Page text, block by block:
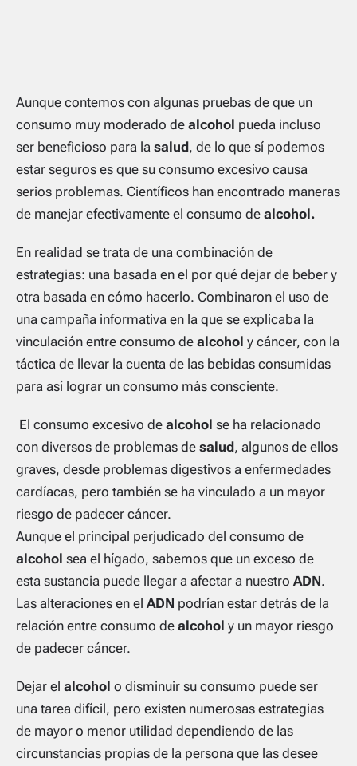
Aunque contemos con algunas pruebas de que un
consumo muy moderado de alcohol pueda incluso
ser beneficioso para la salud, de lo que sí podemos
estar seguros es que su consumo excesivo causa
serios problemas. Científicos han encontrado maneras
de manejar efectivamente el consumo de alcohol.
En realidad se trata de una combinación de
estrategias: una basada en el por qué dejar de beber y
otra basada en cómo hacerlo. Combinaron el uso de
una campaña informativa en la que se explicaba la
vinculación entre consumo de alcohol y cáncer, con la
táctica de llevar la cuenta de las bebidas consumidas
para así lograr un consumo más consciente.
El consumo excesivo de alcohol se ha relacionado
con diversos de problemas de salud, algunos de ellos
graves, desde problemas digestivos a enfermedades
cardíacas, pero también se ha vinculado a un mayor
riesgo de padecer cáncer.
Aunque el principal perjudicado del consumo de
alcohol sea el hígado, sabemos que un exceso de
esta sustancia puede llegar a afectar a nuestro ADN.
Las alteraciones en el ADN podrían estar detrás de la
relación entre consumo de alcohol y un mayor riesgo
de padecer cáncer.
Dejar el alcohol o disminuir su consumo puede ser
una tarea difícil, pero existen numerosas estrategias
de mayor o menor utilidad dependiendo de las
circunstancias propias de la persona que las desee